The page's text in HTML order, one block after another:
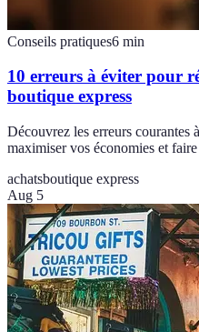
Conseils pratiques6 min
10 erreurs à éviter pour
boutique express
Découvrez les erreurs courantes
maximiser vos économies et faire
achatsboutique express
Aug 5